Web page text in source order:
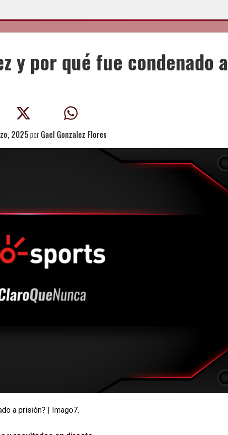
y por qué fue condenado a
2025porGael Gonzalez Flores
a prisión? | Imago7.